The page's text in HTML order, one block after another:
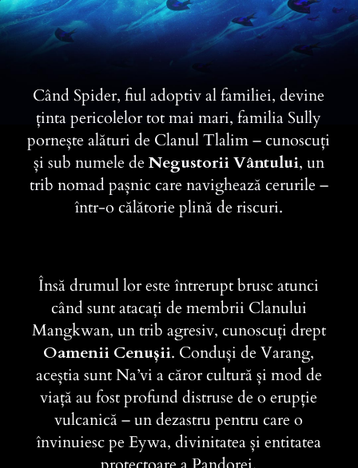
Când Spider, fiul adoptiv al familiei, devine
ținta pericolelor tot mai mari, familia Sully
pornește alături de Clanul Tlalim – cunoscuți
și sub numele deNegustorii Vântului, un
trib nomad pașnic care navighează cerurile –
într-o călătorie plină de riscuri.
Însă drumul lor este întrerupt brusc atunci
când sunt atacați de membrii Clanului
Mangkwan, un trib agresiv, cunoscuți drept
Oamenii Cenușii. Conduși de Varang,
aceștia sunt Na’vi a căror cultură și mod de
viață au fost profund distruse de o erupție
vulcanică – un dezastru pentru care o
învinuiesc pe Eywa, divinitatea și entitatea